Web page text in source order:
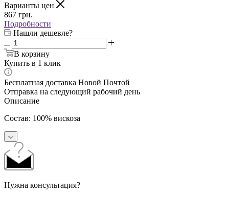
Варианты цен
867 грн.
Подробности
Нашли дешевле?
В корзину
Купить в 1 клик
Бесплатная доставка Новой Почтой
Отправка на следующий рабочий день
Описание
Состав: 100% вискоза
Нужна консультация?